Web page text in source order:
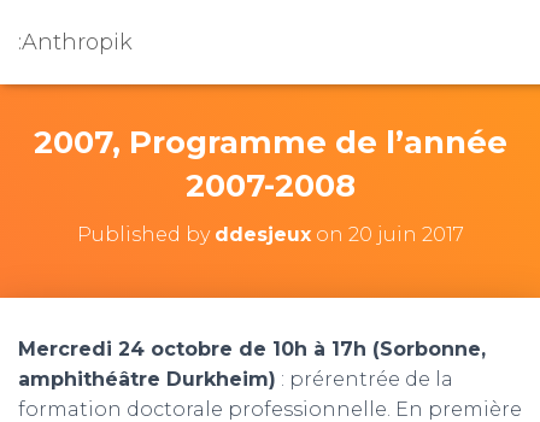
:Anthropik
2007, Programme de l’année
2007-2008
Published by ddesjeuxon 20 juin 2017
Mercredi 24 octobre de 10h à 17h (Sorbonne,
amphithéâtre Durkheim) : prérentrée de la
formation doctorale professionnelle. En première